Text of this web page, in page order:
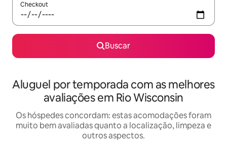
Checkout
Buscar
Aluguel por temporada com as melhores
avaliações em Rio Wisconsin
Os hóspedes concordam: estas acomodações foram
muito bem avaliadas quanto a localização, limpeza e
outros aspectos.